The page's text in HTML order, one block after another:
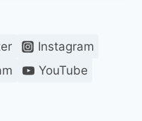
Instagram
YouTube